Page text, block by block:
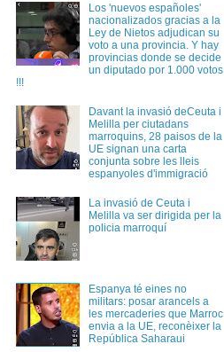
Los 'nuevos españoles'
nacionalizados gracias a la
Ley de Nietos adjudican su
voto a una provincia. Y hay
provincias donde se decide
un diputado por 1.000 votos
!!!
Davant la invasió deCeuta i
Melilla per ciutadans
marroquins, 28 paisos de la
UE signan una carta
conjunta sobre les lleis
espanyoles d'immigració
La invasió de Ceuta i
Melilla va ser dirigida per la
policia marroquí
Espanya té eines no
militars: posar arancels a
les mercaderies que Marroc
envia a la UE, reconèixer la
República Saharaui